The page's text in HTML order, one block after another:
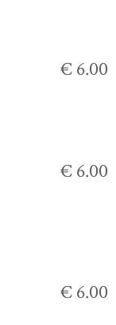
€ 6.00
€ 6.00
€ 6.00